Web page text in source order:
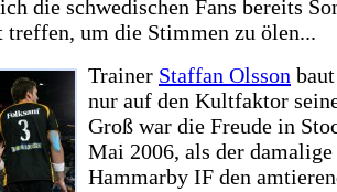
die schwedischen Fans bereits
treffen, um die Stimmen zu ölen...
Trainer Staffan Olsson
nur auf den Kultfaktor
Groß war die Freude in
Mai 2006, als der
Hammarby IF den